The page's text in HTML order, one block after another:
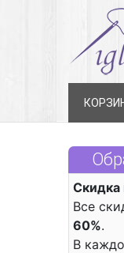
Скидка
Все
60%.
В